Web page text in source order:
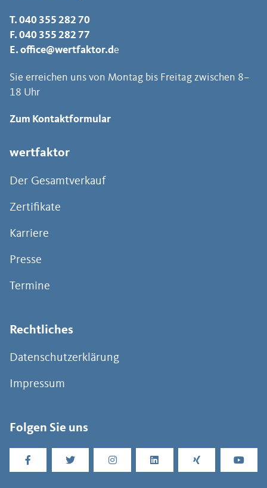
T. 040 355 282 70
F. 040 355 282 77
E. office@wertfaktor.de
Sie erreichen uns von Montag bis Freitag zwischen 8–
18 Uhr
Zum Kontaktformular
wertfaktor
Der Gesamtverkauf
Zertifikate
Karriere
Presse
Termine
Rechtliches
Datenschutzerklärung
Impressum
Folgen Sie uns